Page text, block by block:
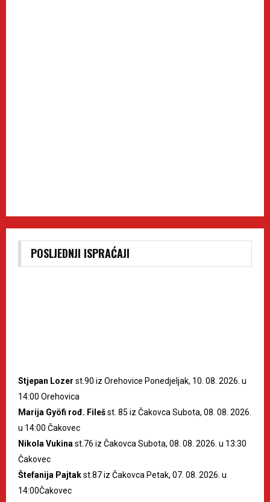
POSLJEDNJI ISPRAĆAJI
Stjepan Lozer st.90 iz Orehovice Ponedjeljak, 10. 08. 2026. u
14:00 Orehovica
Marija Gyöfi rođ. Filešst. 85 iz Čakovca Subota, 08. 08. 2026.
u 14:00 Čakovec
Nikola Vukina st.76 iz Čakovca Subota, 08. 08. 2026. u 13:30
Čakovec
Štefanija Pajtakst.87 iz Čakovca Petak, 07. 08. 2026. u
14:00Čakovec